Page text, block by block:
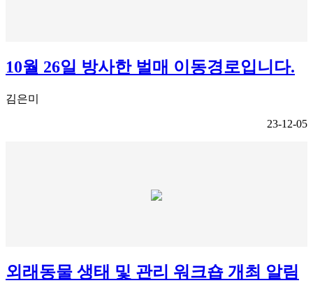
10월 26일 방사한 벌매 이동경로입니다.
김은미
23-12-05
외래동물 생태 및 관리 워크숍 개최 알림